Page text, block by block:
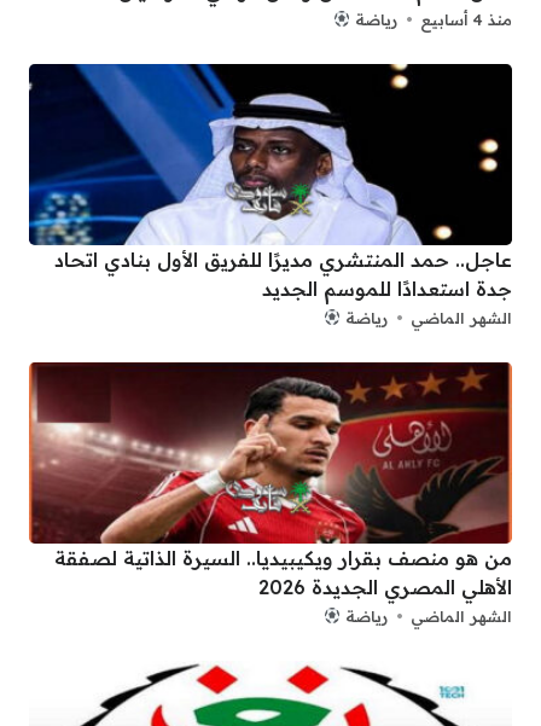
منذ 4 أسابيع رياضة
عاجل.. حمد المنتشري مديرًا للفريق الأول بنادي اتحاد
جدة استعدادًا للموسم الجديد
الشهر الماضي رياضة
من هو منصف بقرار ويكيبيديا.. السيرة الذاتية لصفقة
الأهلي المصري الجديدة 2026
الشهر الماضي رياضة